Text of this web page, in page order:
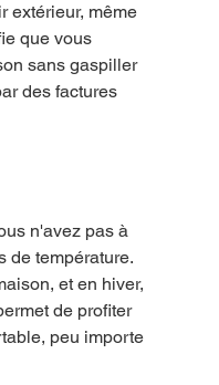
extérieur, même
que vous
sans gaspiller
des factures
n'avez pas à
de température.
et en hiver,
de profiter
peu importe